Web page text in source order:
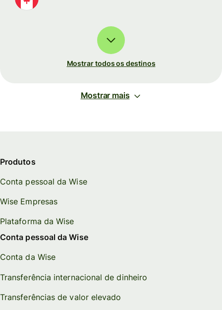
Mostrar todos os destinos
Mostrar mais
Produtos
Conta pessoal da Wise
Wise Empresas
Plataforma da Wise
Conta pessoal da Wise
Conta da Wise
Transferência internacional de dinheiro
Transferências de valor elevado